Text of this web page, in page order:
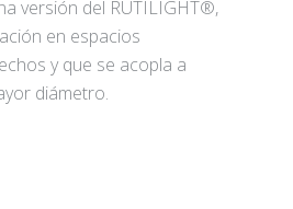
versión del RUTILIGHT®,
en espacios
y que se acopla a
diámetro.